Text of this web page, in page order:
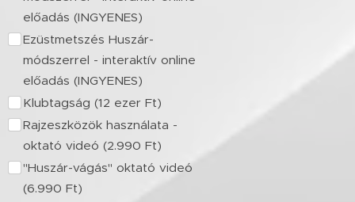
előadás (INGYENES)
Ezüstmetszés Huszár-
módszerrel - interaktív online
előadás (INGYENES)
Klubtagság (12 ezer Ft)
Rajzeszközök használata -
oktató videó (2.990 Ft)
"Huszár-vágás" oktató videó
(6.990 Ft)